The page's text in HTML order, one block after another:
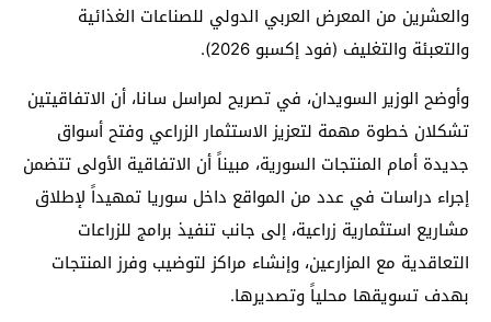
والعشرين من المعرض العربي الدولي للصناعات الغذائية
والتعبئة والتغليف (فود إكسبو 2026).
وأوضح الوزير السويدان، في تصريح لمراسل سانا، أن الاتفاقيتين
تشكلان خطوة مهمة لتعزيز الاستثمار الزراعي وفتح أسواق
جديدة أمام المنتجات السورية، مبيناً أن الاتفاقية الأولى تتضمن
إجراء دراسات في عدد من المواقع داخل سوريا تمهيداً لإطلاق
مشاريع استثمارية زراعية، إلى جانب تنفيذ برامج للزراعات
التعاقدية مع المزارعين، وإنشاء مراكز لتوضيب وفرز المنتجات
بهدف تسويقها محلياً وتصديرها.